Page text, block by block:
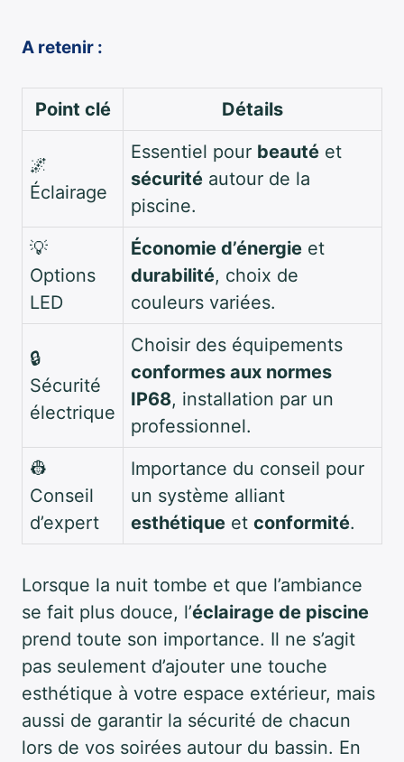
A retenir :
Point clé Détails
🌌
Éclairage
Essentiel pour beauté et
sécurité autour de la
piscine.
💡
Options
LED
Économie d’énergie et
durabilité, choix de
couleurs variées.
🔒
Sécurité
électrique
Choisir des équipements
conformes aux normes
IP68, installation par un
professionnel.
👷
Conseil
d’expert
Importance du conseil pour
un système alliant
esthétique et conformité.
Lorsque la nuit tombe et que l’ambiance
se fait plus douce, l’éclairage de piscine
prend toute son importance. Il ne s’agit
pas seulement d’ajouter une touche
esthétique à votre espace extérieur, mais
aussi de garantir la sécurité de chacun
lors de vos soirées autour du bassin. En